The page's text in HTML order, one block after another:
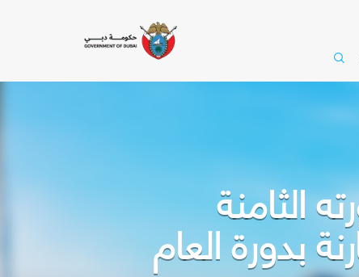
الثامنة
بزيادة 14% مقارنة بدورة العام